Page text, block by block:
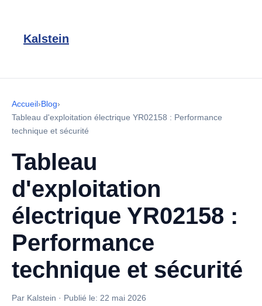
Kalstein
Accueil›Blog›
Tableau d'exploitation électrique YR02158 : Performance
technique et sécurité
Tableau
d'exploitation
électrique YR02158 :
Performance
technique et sécurité
Par Kalstein · Publié le: 22 mai 2026